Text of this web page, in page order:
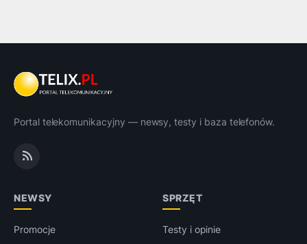
Portal telekomunikacyjny — newsy, testy i baza telefonów.
NEWSY
Promocje
SPRZĘT
Testy i opinie